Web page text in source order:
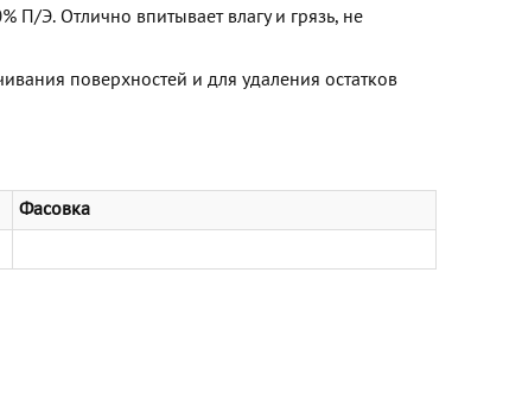
П/Э. Отлично впитывает влагу и грязь, не
поверхностей и для удаления остатков
Фасовка